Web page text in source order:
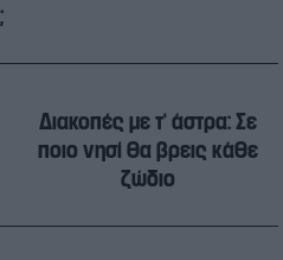
Διακοπές με τ’ άστρα: Σε
ποιο νησί θα βρεις κάθε
ζώδιο